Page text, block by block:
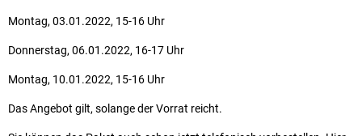
Montag, 03.01.2022, 15-16 Uhr
Donnerstag, 06.01.2022, 16-17 Uhr
Montag, 10.01.2022, 15-16 Uhr
Das Angebot gilt, solange der Vorrat reicht.